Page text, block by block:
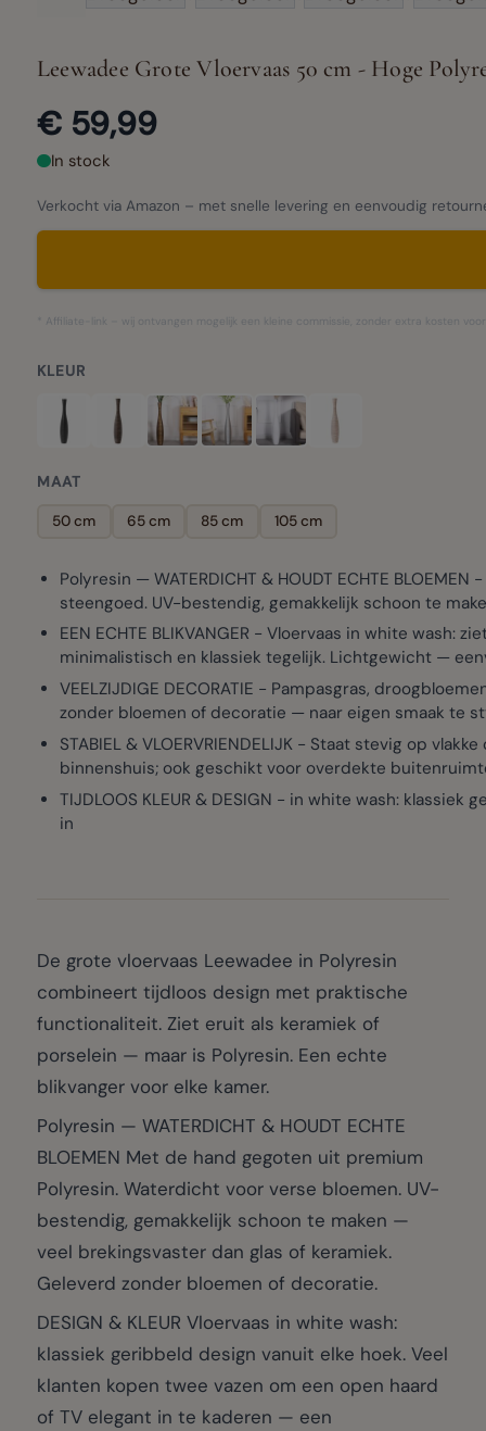
Leewadee Grote Vloervaas 50 cm - Hoge
€ 59,99
In stock
Verkocht via Amazon – met snelle levering en eenvoudig
* Affiliate-link – wij ontvangen mogelijk een kleine commissie, zonder extra kosten
KLEUR
MAAT
50 cm 65 cm 85 cm 105 cm
Polyresin — WATERDICHT & HOUDT ECHTE
steengoed. UV-bestendig, gemakkelijk schoon te
EEN ECHTE BLIKVANGER - Vloervaas in white
minimalistisch en klassiek tegelijk. Lichtgewicht —
VEELZIJDIGE DECORATIE - Pampasgras,
zonder bloemen of decoratie — naar eigen smaak te
STABIEL & VLOERVRIENDELIJK - Staat stevig op
binnenshuis; ook geschikt voor overdekte
TIJDLOOS KLEUR & DESIGN - in white wash:
in
De grote vloervaas Leewadee in Polyresin
combineert tijdloos design met praktische
functionaliteit. Ziet eruit als keramiek of
porselein — maar is Polyresin. Een echte
blikvanger voor elke kamer.
Polyresin — WATERDICHT & HOUDT ECHTE
BLOEMEN Met de hand gegoten uit premium
Polyresin. Waterdicht voor verse bloemen. UV-
bestendig, gemakkelijk schoon te maken —
veel brekingsvaster dan glas of keramiek.
Geleverd zonder bloemen of decoratie.
DESIGN & KLEUR Vloervaas in white wash:
klassiek geribbeld design vanuit elke hoek. Veel
klanten kopen twee vazen om een open haard
of TV elegant in te kaderen — een